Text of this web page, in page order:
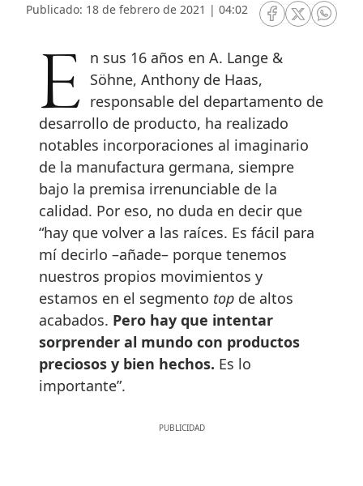
Publicado: 18 de febrero de 2021 | 04:02
RRSS Facebook
RRSSRRSS
En sus 16 años en A. Lange & Söhne, Anthony de Haas,
responsable del departamento de
desarrollo de producto, ha realizado
notables incorporaciones al imaginario
de la manufactura germana, siempre
bajo la premisa irrenunciable de la
calidad. Por eso, no duda en decir que
“hay que volver a las raíces. Es fácil para
mí decirlo –añade– porque tenemos
nuestros propios movimientos y
estamos en el segmento top de altos
acabados. Pero hay que intentar
sorprender al mundo con productos
preciosos y bien hechos. Es lo
importante”.